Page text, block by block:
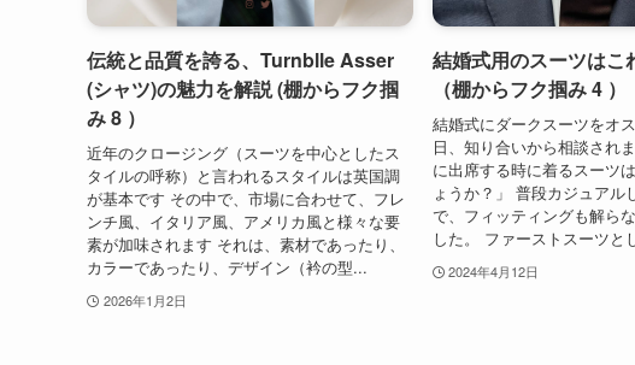
伝統と品質を誇る、Turnblle Asser
(シャツ)の魅力を解説 (棚からフク掴
み 8 ）
近年のクロージング（スーツを中心としたス
タイルの呼称）と言われるスタイルは英国調
が基本です その中で、市場に合わせて、フレ
ンチ風、イタリア風、アメリカ風と様々な要
素が加味されます それは、素材であったり、
カラーであったり、デザイン（衿の型...
2026年1月2日
結婚式用のスーツはこ
（棚からフク掴み 4 ）
結婚式にダークスーツをオ
日、知り合いから相談され
に出席する時に着るスーツ
ょうか？」 普段カジュアル
で、フィッティングも解ら
した。 ファーストスーツと
2024年4月12日